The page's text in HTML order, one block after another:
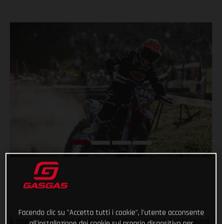
È stato un weekend di azione frenetica quello al quarto round
Facendo clic su "Accetta tutti i cookie", l'utente acconsente